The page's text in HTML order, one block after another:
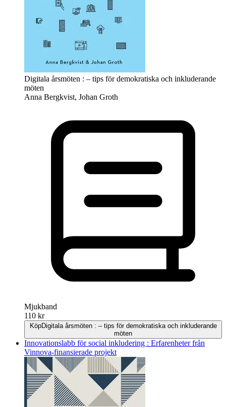
Digitala årsmöten : – tips för demokratiska och inkluderande
möten
Anna Bergkvist, Johan Groth
Mjukband
110 kr
KöpDigitala årsmöten : – tips för demokratiska och inkluderande
möten
Innovationslabb för social inkludering : Erfarenheter från
Vinnova-finansierade projekt